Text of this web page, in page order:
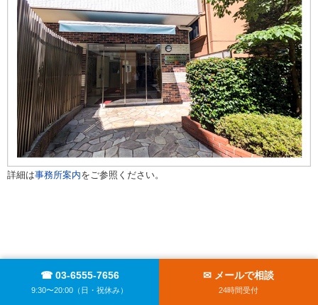
詳細は事務所案内をご参照ください。
☎ 03-6555-7656
9:30〜20:00（日・祝休み）
✉ メールで相談
24時間受付